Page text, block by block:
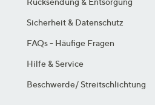
Sicherheit & Datenschutz
FAQs - Häufige Fragen
Hilfe & Service
Beschwerde/ Streitschlichtung